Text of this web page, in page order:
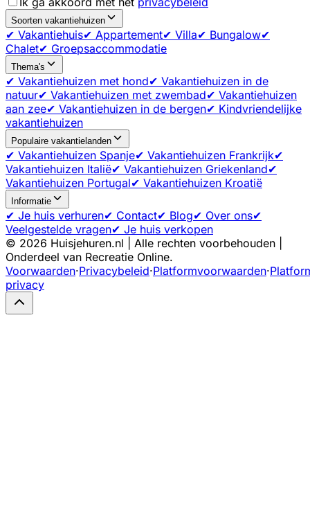
Soorten vakantiehuizen
✔ Vakantiehuis✔ Appartement✔ Villa✔ Bungalow✔
Chalet✔ Groepsaccommodatie
Thema's
✔ Vakantiehuizen met hond✔ Vakantiehuizen in de
natuur✔ Vakantiehuizen met zwembad✔ Vakantiehuizen
aan zee✔ Vakantiehuizen in de bergen✔ Kindvriendelijke
vakantiehuizen
Populaire vakantielanden
✔ Vakantiehuizen Spanje✔ Vakantiehuizen Frankrijk✔
Vakantiehuizen Italië✔ Vakantiehuizen Griekenland✔
Vakantiehuizen Portugal✔ Vakantiehuizen Kroatië
Informatie
✔ Je huis verhuren✔ Contact✔ Blog✔ Over ons✔
Veelgestelde vragen✔ Je huis verkopen
© 2026 Huisjehuren.nl | Alle rechten voorbehouden |
Onderdeel van Recreatie Online.
Voorwaarden·Privacybeleid·Platformvoorwaarden·
privacy